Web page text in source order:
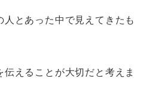
とあった中で見えてきたも
伝えることが大切だと考えま